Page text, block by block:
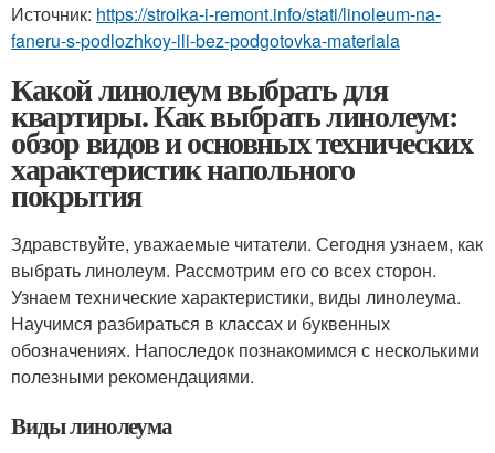
Источник: https://stroika-i-remont.info/stati/linoleum-na-
faneru-s-podlozhkoy-ili-bez-podgotovka-materiala
Какой линолеум выбрать для
квартиры. Как выбрать линолеум:
обзор видов и основных технических
характеристик напольного
покрытия
Здравствуйте, уважаемые читатели. Сегодня узнаем, как
выбрать линолеум. Рассмотрим его со всех сторон.
Узнаем технические характеристики, виды линолеума.
Научимся разбираться в классах и буквенных
обозначениях. Напоследок познакомимся с несколькими
полезными рекомендациями.
Виды линолеума